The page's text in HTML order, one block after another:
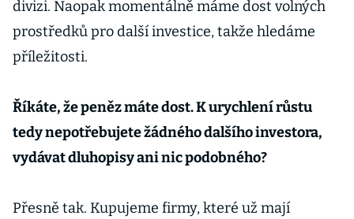
divizi. Naopak momentálně máme dost volných
prostředků pro další investice, takže hledáme
příležitosti.
Říkáte, že peněz máte dost. K urychlení růstu
tedy nepotřebujete žádného dalšího investora,
vydávat dluhopisy ani nic podobného?
Přesně tak. Kupujeme firmy, které už mají